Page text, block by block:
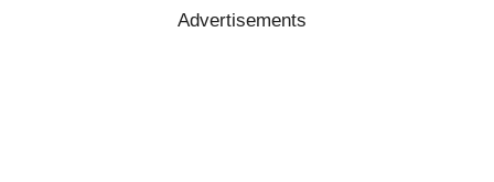
Advertisements